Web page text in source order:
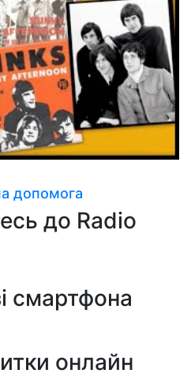
допомога
до Radio
смартфона
онлайн